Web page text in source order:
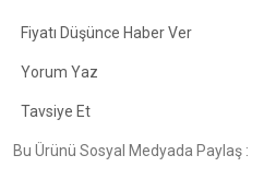
Fiyatı Düşünce Haber Ver
Yorum Yaz
Tavsiye Et
Bu Ürünü Sosyal Medyada Paylaş :